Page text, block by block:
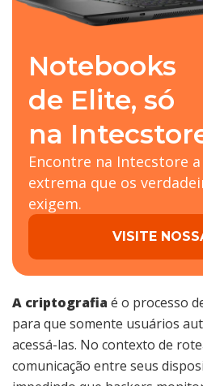
Notebooks
de Elite, só
na
Encontre na Intecstore
extrema que os
exigem.
VISITE
A criptografia é o processo
para que somente usuários
acessá-las. No contexto de
comunicação entre seus